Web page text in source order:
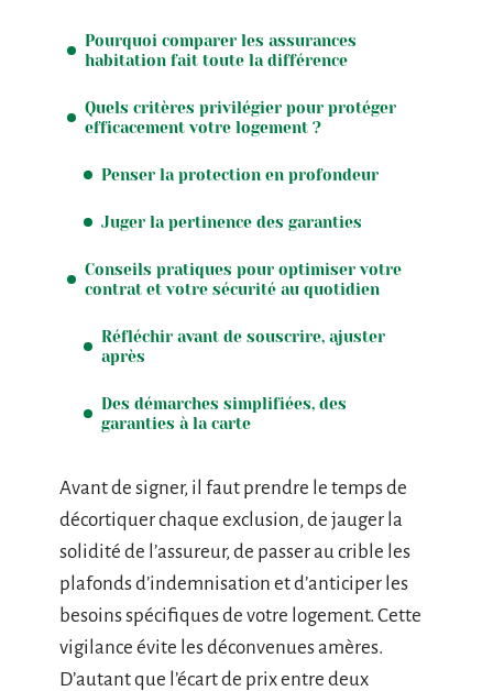
Pourquoi comparer les assurances
habitation fait toute la différence
Quels critères privilégier pour protéger
efficacement votre logement ?
Penser la protection en profondeur
Juger la pertinence des garanties
Conseils pratiques pour optimiser votre
contrat et votre sécurité au quotidien
Réfléchir avant de souscrire, ajuster
après
Des démarches simplifiées, des
garanties à la carte
Avant de signer, il faut prendre le temps de
décortiquer chaque exclusion, de jauger la
solidité de l’assureur, de passer au crible les
plafonds d’indemnisation et d’anticiper les
besoins spécifiques de votre logement. Cette
vigilance évite les déconvenues amères.
D’autant que l’écart de prix entre deux